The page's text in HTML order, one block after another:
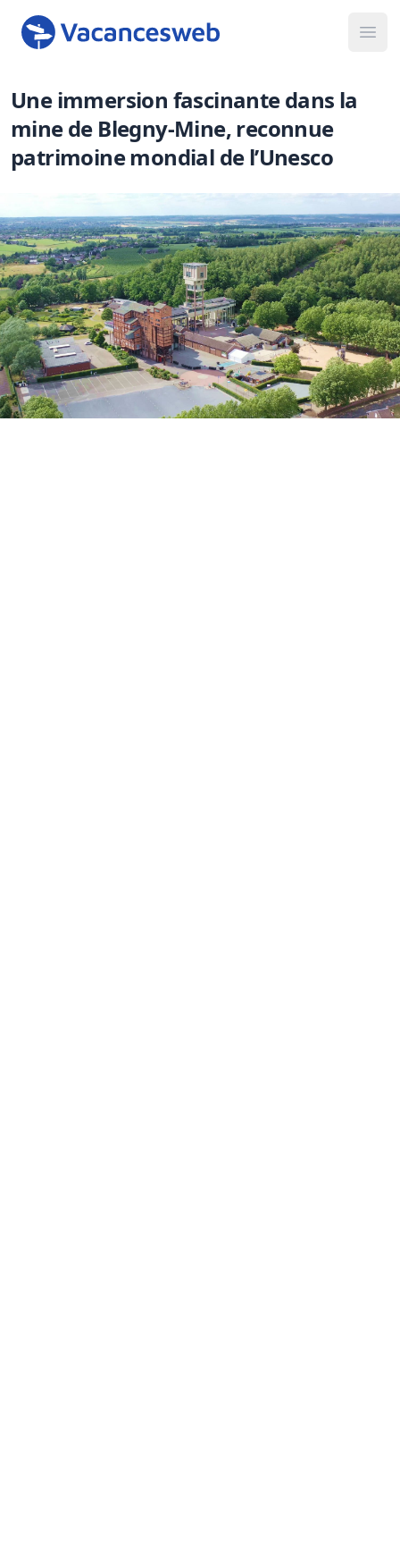
Une immersion fascinante dans la
mine de Blegny-Mine, reconnue
patrimoine mondial de l’Unesco